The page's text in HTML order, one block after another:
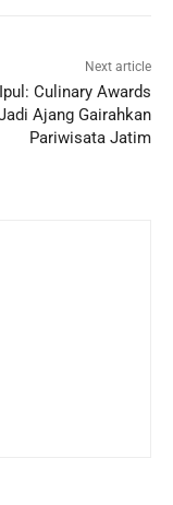
Next article
Culinary Awards
Ajang Gairahkan
Pariwisata Jatim